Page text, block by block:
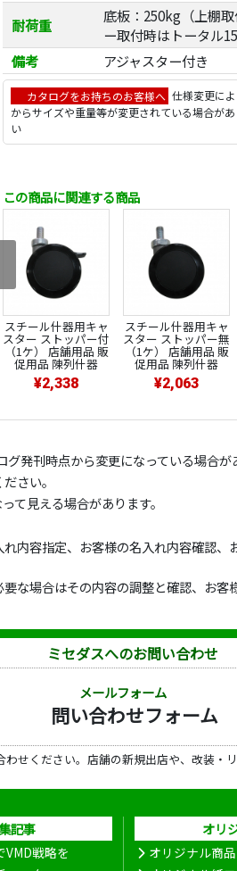
耐荷重
底板：250kg（上棚
ー取付時はトータル
備考
アジャスター付き
カタログをお持ちのお客様へ 仕様変更によ
からサイズや重量等が変更されている場合が
い
この商品に関連する商品
スチール什器用キャ
スター ストッパー付
（1ケ） 店舗用品 販
促用品 陳列什器
¥2,338
スチール什器用キャ
スター ストッパー無
（1ケ） 店舗用品 販
促用品 陳列什器
¥2,063
発刊時点から変更になっている場合
さい。
て見える場合があります。
内容指定、お客様の名入れ内容確認
な場合はその内容の調整と確認、お
ミセダスへのお問い合わせ
メールフォーム
問い合わせフォーム
せください。店舗の新規出店や、改装
記事
VMD戦略を
オリ
オリジナル商品